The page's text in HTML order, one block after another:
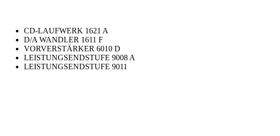
CD-LAUFWERK 1621 A
D/A WANDLER 1611 F
VORVERSTÄRKER 6010 D
LEISTUNGSENDSTUFE 9008 A
LEISTUNGSENDSTUFE 9011